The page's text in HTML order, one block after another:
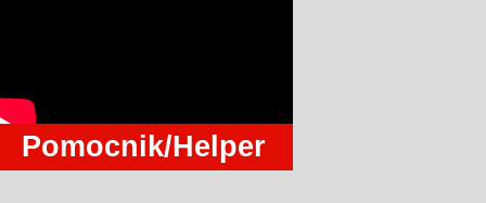
Pomocnik/Helper